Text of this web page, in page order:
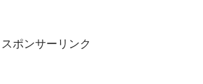
スポンサーリンク